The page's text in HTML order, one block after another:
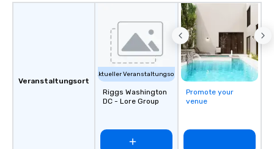
Veranstaltungsort
Aktueller Veranstaltungsort
Riggs Washington
DC - Lore Group
Promote your
venue